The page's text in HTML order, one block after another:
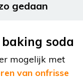
gedaan
soda
mogelijk met
van onfrisse